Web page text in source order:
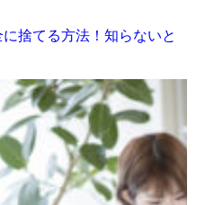
捨てる方法！知らないと